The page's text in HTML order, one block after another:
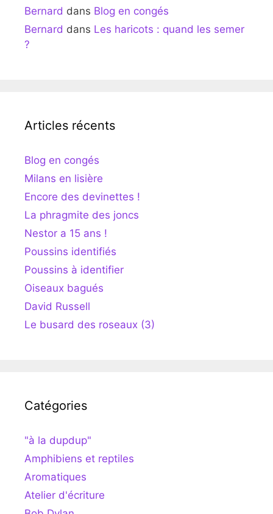
Bernard dans Blog en congés
Bernard dans Les haricots : quand les semer
?
Articles récents
Blog en congés
Milans en lisière
Encore des devinettes !
La phragmite des joncs
Nestor a 15 ans !
Poussins identifiés
Poussins à identifier
Oiseaux bagués
David Russell
Le busard des roseaux (3)
Catégories
"à la dupdup"
Amphibiens et reptiles
Aromatiques
Atelier d'écriture